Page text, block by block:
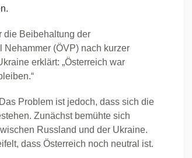
die Beibehaltung der
(ÖVP) nach kurzer
erklärt: „Österreich war
Problem ist jedoch, dass sich die
Zunächst bemühte sich
Russland und der Ukraine.
dass Österreich noch neutral ist.